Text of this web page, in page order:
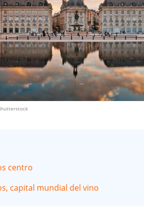
centro
capital mundial del vino